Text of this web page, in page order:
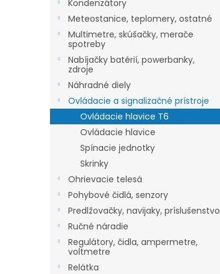
Kondenzátory
Meteostanice, teplomery, ostatné
Multimetre, skúšačky, merače
spotreby
Nabíjačky batérií, powerbanky,
zdroje
Náhradné diely
Ovládacie a signalizačné prístroje
Ovládacie hlavice T6
Ovládacie hlavice
Spínacie jednotky
Skrinky
Ohrievacie telesá
Pohybové čidlá, senzory
Predlžovačky, navijaky, príslušenstvo
Ručné náradie
Regulátory, čidla, ampermetre,
voltmetre
Relátka